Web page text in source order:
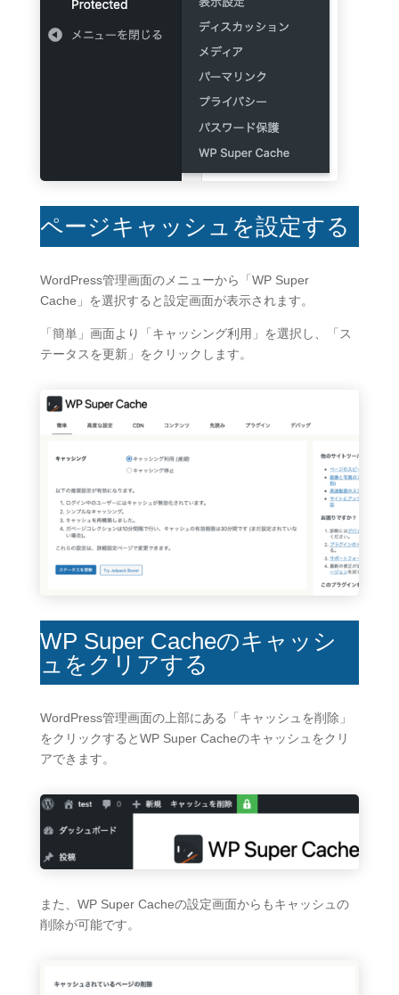
ページキャッシュを設定する
WordPress管理画面のメニューから「WP Super
Cache」を選択すると設定画面が表示されます。
「簡単」画面より「キャッシング利用」を選択し、「ス
テータスを更新」をクリックします。
WP Super Cacheのキャッシ
ュをクリアする
WordPress管理画面の上部にある「キャッシュを削除」
をクリックするとWP Super Cacheのキャッシュをクリ
アできます。
また、WP Super Cacheの設定画面からもキャッシュの
削除が可能です。